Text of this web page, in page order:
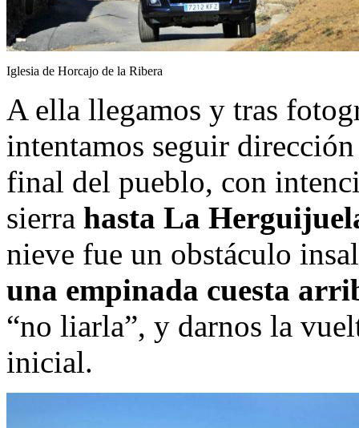
Iglesia de Horcajo de la Ribera
A ella llegamos y tras
intentamos seguir
final del pueblo, con
sierra hasta La
nieve fue un obstáculo
una empinada cuesta
“no liarla”, y darnos la
inicial.